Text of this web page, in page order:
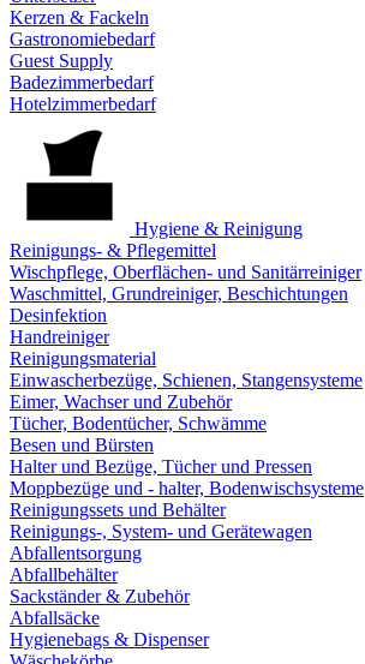
Kerzen & Fackeln
Gastronomiebedarf
Guest Supply
Badezimmerbedarf
Hotelzimmerbedarf
Hygiene & Reinigung
Reinigungs- & Pflegemittel
Wischpflege, Oberflächen- und Sanitärreiniger
Waschmittel, Grundreiniger, Beschichtungen
Desinfektion
Handreiniger
Reinigungsmaterial
Einwascherbezüge, Schienen, Stangensysteme
Eimer, Wachser und Zubehör
Tücher, Bodentücher, Schwämme
Besen und Bürsten
Halter und Bezüge, Tücher und Pressen
Moppbezüge und - halter, Bodenwischsysteme
Reinigungssets und Behälter
Reinigungs-, System- und Gerätewagen
Abfallentsorgung
Abfallbehälter
Sackständer & Zubehör
Abfallsäcke
Hygienebags & Dispenser